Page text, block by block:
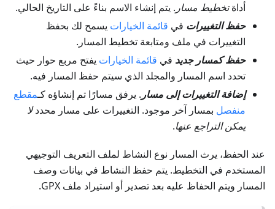
أداةتخطيط مسار . يتم إنشاء الاسم بناءً على التاريخ الحالي.
حفظ التغييرات في قائمة الخيارات يسمح لك بحفظ
التغييرات في ملف ومتابعة تخطيط المسار.
حفظ كمسار جديد في قائمة الخيارات يفتح مربع حوار حيث
تحدد اسم المسار والمجلد الذي سيتم حفظ المسار فيه.
إضافة التغييرات إلى مسار . يرفق مسارًا تم إنشاؤه كـمقطع
منفصل بمسار آخر موجود. التغييرات على مسار محددلا
يمكن التراجع عنها.
عند الحفظ، يرث المسار نوع النشاط لملف التعريف التوجيهي
المستخدم في التخطيط. يتم حفظ النشاط في بيانات وصف
المسار ويتم الحفاظ عليه بعد تصدير أو استيراد ملف GPX.